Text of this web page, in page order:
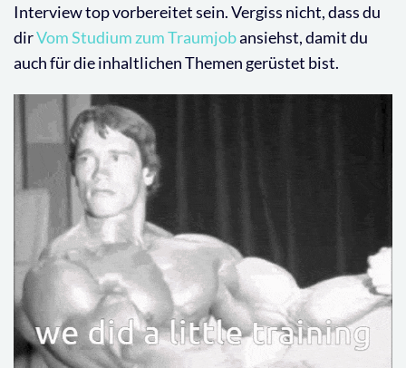
Interview top vorbereitet sein. Vergiss nicht, dass du
dirVom Studium zum Traumjobansiehst, damit du
auch für die inhaltlichen Themen gerüstet bist.